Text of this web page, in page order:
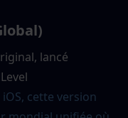
lancé
cette version